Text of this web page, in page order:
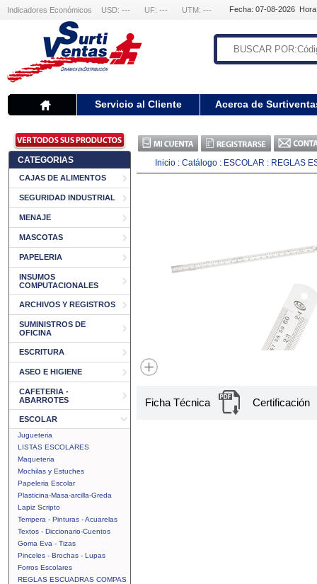
Indicadores Económicos USD: --- UF: --- UTM: --- Fecha: 07-08-2026
Servicio al Cliente Acerca de
CATEGORIAS
CAJAS DE ALIMENTOS
SEGURIDAD INDUSTRIAL
MENAJE
MASCOTAS
PAPELERIA
INSUMOS
COMPUTACIONALES
ARCHIVOS Y REGISTROS
SUMINISTROS DE
OFICINA
ESCRITURA
ASEO E HIGIENE
CAFETERIA -
ABARROTES
ESCOLAR
Jugueteria
LISTAS ESCOLARES
Maqueteria
Mochilas y Estuches
Papeleria Escolar
Plasticina-Masa-arcilla-Greda
Lapiz Scripto
Tempera - Pinturas - Acuarelas
Textos - Diccionario-Cuentos
Goma Eva - Tizas
Pinceles - Brochas - Lupas
Forros Escolares
REGLAS ESCUADRAS COMPAS
Inicio : Catálogo : ESCOLAR : REGLAS
Ficha Técnica Certificación